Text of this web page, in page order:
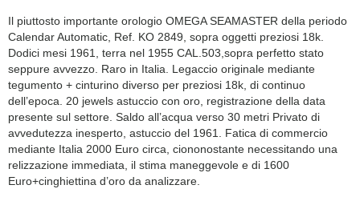
Il piuttosto importante orologio OMEGA SEAMASTER della periodo
Calendar Automatic, Ref. KO 2849, sopra oggetti preziosi 18k.
Dodici mesi 1961, terra nel 1955 CAL.503,sopra perfetto stato
seppure avvezzo. Raro in Italia. Legaccio originale mediante
tegumento + cinturino diverso per preziosi 18k, di continuo
dell’epoca. 20 jewels astuccio con oro, registrazione della data
presente sul settore. Saldo all’acqua verso 30 metri Privato di
avvedutezza inesperto, astuccio del 1961. Fatica di commercio
mediante Italia 2000 Euro circa, ciononostante necessitando una
relizzazione immediata, il stima maneggevole e di 1600
Euro+cinghiettina d’oro da analizzare.